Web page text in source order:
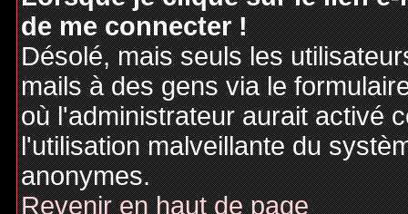
de me connecter !
Désolé, mais seuls les
mails à des gens via le
où l'administrateur aurait activé
l'utilisation malveillante du
anonymes.
Revenir en haut de page